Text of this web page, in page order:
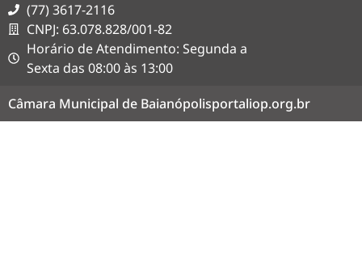
(77) 3617-2116
CNPJ: 63.078.828/001-82
Horário de Atendimento: Segunda a
Sexta das 08:00 às 13:00
Câmara Municipal de Baianópolisportaliop.org.br